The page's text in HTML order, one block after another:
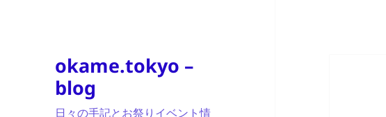
okame.tokyo –
blog
日々の手記とお祭りイベント情